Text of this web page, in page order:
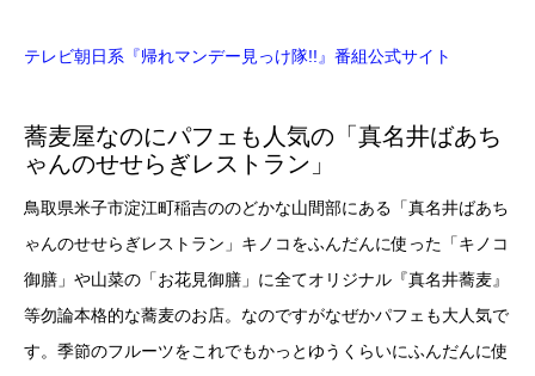
旅のゴールは…絶景開運アートスポットへ⛩
— 帰れマンデー見っけ隊!! (@bussand_EX)
テレビ朝日系『帰れマンデー見っけ隊!!』番組公式サイト
蕎麦屋なのにパフェも人気の「真名井ばあち
ゃんのせせらぎレストラン」
鳥取県米子市淀江町稲吉ののどかな山間部にある「真名井ばあち
ゃんのせせらぎレストラン」キノコをふんだんに使った「キノコ
御膳」や山菜の「お花見御膳」に全てオリジナル『真名井蕎麦』
等勿論本格的な蕎麦のお店。なのですがなぜかパフェも大人気で
す。季節のフルーツをこれでもかっとゆうくらいにふんだんに使